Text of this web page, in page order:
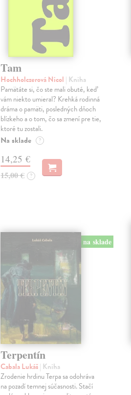
Tam
Hochholczerová Nicol | Kniha
Pamätáte si, čo ste mali obuté, keď
vám niekto umieral? Krehká rodinná
dráma o pamäti, posledných dňoch
blízkeho a o tom, čo sa zmení pre tie,
ktoré tu zostali.
Na sklade ?
14,25 €
15,00 € ?
na sklade
Terpentín
Cabala Lukáš| Kniha
Zrodenie hrdinu Terpa sa odohráva
na pozadí temnej súčasnosti. Stačí